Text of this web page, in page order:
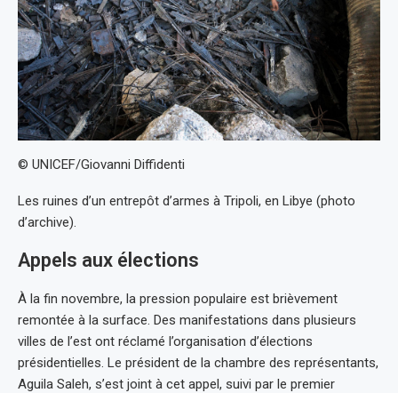
© UNICEF/Giovanni Diffidenti
Les ruines d’un entrepôt d’armes à Tripoli, en Libye (photo
d’archive).
Appels aux élections
À la fin novembre, la pression populaire est brièvement
remontée à la surface. Des manifestations dans plusieurs
villes de l’est ont réclamé l’organisation d’élections
présidentielles. Le président de la chambre des représentants,
Aguila Saleh, s’est joint à cet appel, suivi par le premier